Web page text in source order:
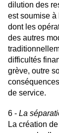
dilution des
est soumise à
dont les
des autres
difficultés
grève, outre
de service.
6 - La
La création